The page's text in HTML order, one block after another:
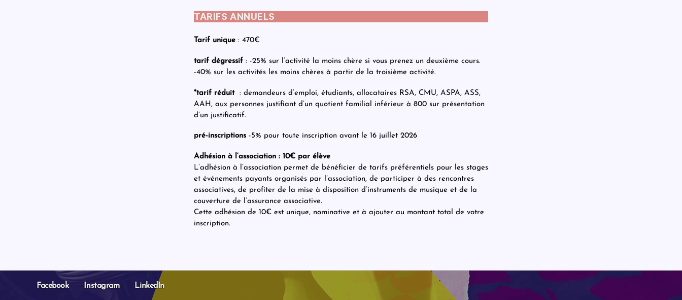
TARIFS ANNUELS
Tarif unique : 470€
tarif dégressif : -25% sur l’activité la moins chère si vous prenez un deuxième cours.
-40% sur les activités les moins chères à partir de la troisième activité.
*tarif réduit: demandeurs d’emploi, étudiants, allocataires RSA, CMU, ASPA, ASS,
AAH, aux personnes justifiant d’un quotient familial inférieur à 800 sur présentation
d’un justificatif.
pré-inscriptions -5% pour toute inscription avant le 16 juillet 2026
Adhésion à l’association : 10€ par élève
L’adhésion à l’association permet de bénéficier de tarifs préférentiels pour les stages
et événements payants organisés par l’association, de participer à des rencontres
associatives, de profiter de la mise à disposition d’instruments de musique et de la
couverture de l’assurance associative.
Cette adhésion de 10€ est unique, nominative et à ajouter au montant total de votre
inscription.
Facebook Instagram LinkedIn